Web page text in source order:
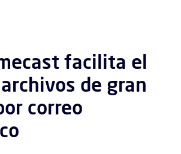
facilita el
de gran
correo